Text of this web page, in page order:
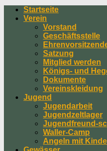
Startseite
Verein
Vorstand
Geschäftsstelle
Satzung
Mitglied werden
Königs- und
Dokumente
Vereinskleidung
Jugend
Jugendarbeit
Jugendzeltlager
Jugendfreund-
Waller-Camp
Angeln mit